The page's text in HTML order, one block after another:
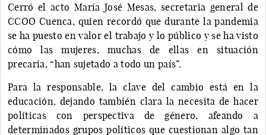
Cerró el acto María José Mesas, secretaria general de
CCOO Cuenca, quien recordó que durante la pandemia
se ha puesto en valor el trabajo y lo público y se ha visto
cómo las mujeres, muchas de ellas en situación
precaria, “han sujetado a todo un país”.
Para la responsable, la clave del cambio está en la
educación, dejando también clara la necesita de hacer
políticas con perspectiva de género, afeando a
determinados grupos políticos que cuestionan algo tan